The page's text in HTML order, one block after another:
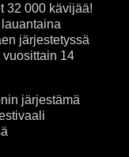
32 000 kävijää!
järjestetyssä
14
järjestämä